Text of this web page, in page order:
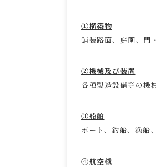
①構築物
舗装路面、庭園、門
②機械及び装置
各種製造設備等の機
③船舶
ボート、釣船、漁船
④航空機